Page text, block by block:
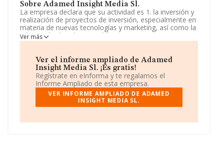
Sobre Adamed Insight Media Sl.
La empresa declara que su actividad es 1. la inversión y
realización de proyectos de inversión, especialmente en
materia de nuevas tecnologías y marketing, así como la
adquisición de valores mobiliarios y participaciones
societarias, todo ello por cuenta propia. 2. la gestión de
empresa es una Sociedad Limitada. Tiene CNAE: 6499 -
'Otros servicios financieros, excepto seguros y fondos
de pensiones n.c.o.p.'. La empresa no tiene actividad en
mercados exteriores.
La empresaAdamed Insight Media S.L, CIF
B87767851, está situada en Calle Edgar Neville núm. 17
Ver más
Ver el informe ampliado de Adamed
Insight Media Sl. ¡Es gratis!
Regístrate en eInforma y te regalamos el
Informe Ampliado de esta empresa.
VER INFORME AMPLIADO DE ADAMED
INSIGHT MEDIA SL.